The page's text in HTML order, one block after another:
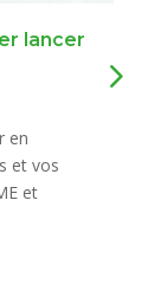
lancer
en
et vos
et